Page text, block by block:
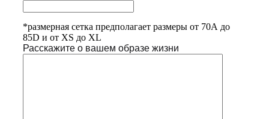
*размерная сетка предполагает размеры от 70А до
85D и от XS до XL
Расскажите о вашем образе жизни